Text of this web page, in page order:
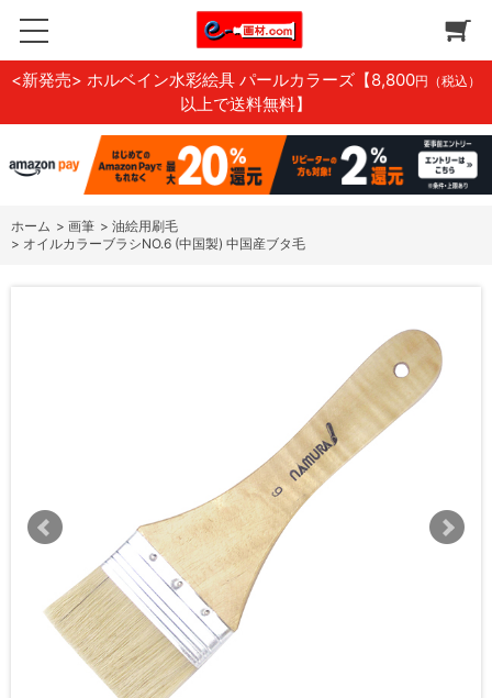
<新発売> ホルベイン水彩絵具 パールカラーズ 【8,800円（税込）
以上で送料無料】
ホーム > 画筆 > 油絵用刷毛
> オイルカラーブラシNO.6 (中国製) 中国産ブタ毛